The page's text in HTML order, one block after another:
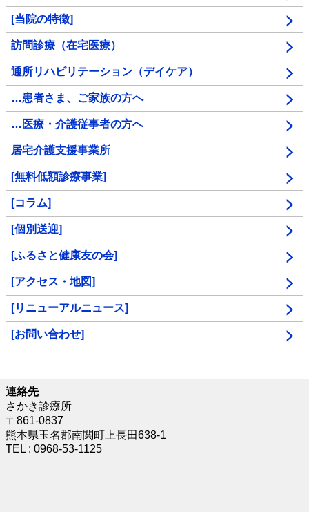
[当院の特徴]
訪問診療（在宅医療）
通所リハビリテーション（デイケア）
…患者さま、ご家族の方へ
…医療・介護従事者の方へ
居宅介護支援事業所
[無料低額診療事業]
[コラム]
[個別送迎]
[ふるさと健康友の会]
[アクセス・地図]
[リニューアルニュース]
[お問い合わせ]
連絡先
さかき診療所
〒861-0837
熊本県玉名郡南関町上長田638-1
TEL : 0968-53-1125